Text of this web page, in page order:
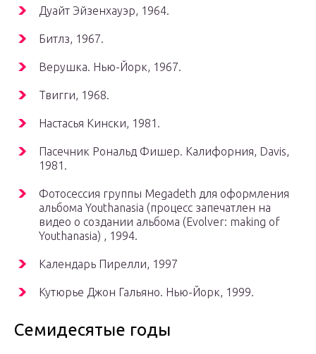
Дуайт Эйзенхауэр, 1964.
Битлз, 1967.
Верушка. Нью-Йорк, 1967.
Твигги, 1968.
Настасья Кински, 1981.
Пасечник Рональд Фишер. Калифорния, Davis,
1981.
Фотосессия группы Megadeth для оформления
альбома Youthanasia (процесс запечатлен на
видео о создании альбома (Evolver: making of
Youthanasia) , 1994.
Календарь Пирелли, 1997
Кутюрье Джон Гальяно. Нью-Йорк, 1999.
Семидесятые годы